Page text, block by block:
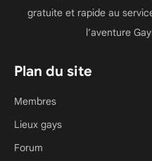
gratuite et rapide au
l’aventure
Plan du site
Membres
Lieux gays
Forum